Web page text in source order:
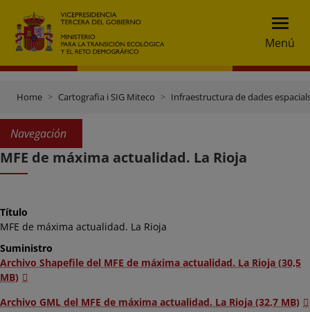
Menú
Home Cartografia i SIG Miteco Infraestructura de dades
Navegación
MFE de máxima actualidad. La Rioja
Título
MFE de máxima actualidad. La Rioja
Suministro
Archivo Shapefile del MFE de máxima actualidad. La Rioja (30,5
MB)
Archivo GML del MFE de máxima actualidad. La Rioja (32,7 MB)